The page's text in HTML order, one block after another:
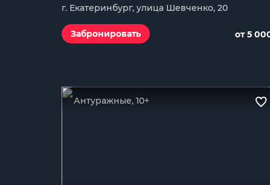
г. Екатеринбург, улица Шевченко, 20
Забронировать от 5
Антуражные, 10+